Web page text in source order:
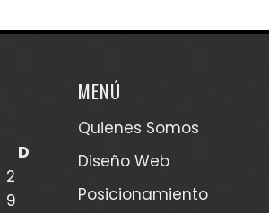
D
2
9
MENÚ
Quienes Somos
Diseño Web
Posicionamiento